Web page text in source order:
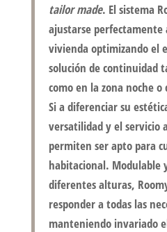
tailor made. El sistema
ajustarse perfectamente
vivienda optimizando el
solución de continuidad
como en la zona noche o
Si a diferenciar su
versatilidad y el servicio
permiten ser apto para
habitacional. Modulable
diferentes alturas,
responder a todas las
manteniendo invariado